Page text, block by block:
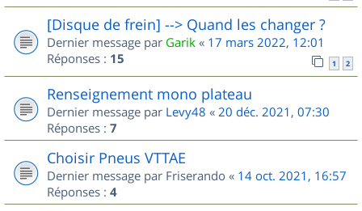
[Disque de frein] --> Quand les changer ?
Dernier message par Garik « 17 mars 2022, 12:01
Réponses : 15 1 2
Renseignement mono plateau
Dernier message par Levy48 « 20 déc. 2021, 07:30
Réponses : 7
Choisir Pneus VTTAE
Dernier message par Friserando « 14 oct. 2021, 16:57
Réponses : 4